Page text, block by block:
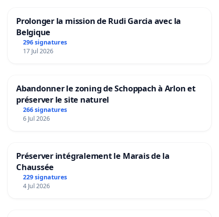
Prolonger la mission de Rudi Garcia avec la
Belgique
296 signatures
17 Jul 2026
Abandonner le zoning de Schoppach à Arlon et
préserver le site naturel
266 signatures
6 Jul 2026
Préserver intégralement le Marais de la
Chaussée
229 signatures
4 Jul 2026